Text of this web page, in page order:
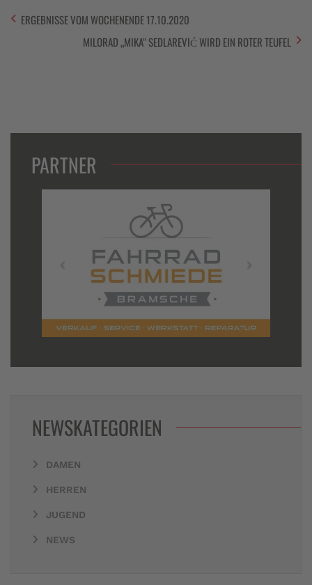
ERGEBNISSE VOM WOCHENENDE 17.10.2020
MILORAD „MIKA“ SEDLAREVIĆ WIRD EIN ROTER TEUFEL
PARTNER
NEWSKATEGORIEN
DAMEN
HERREN
JUGEND
NEWS